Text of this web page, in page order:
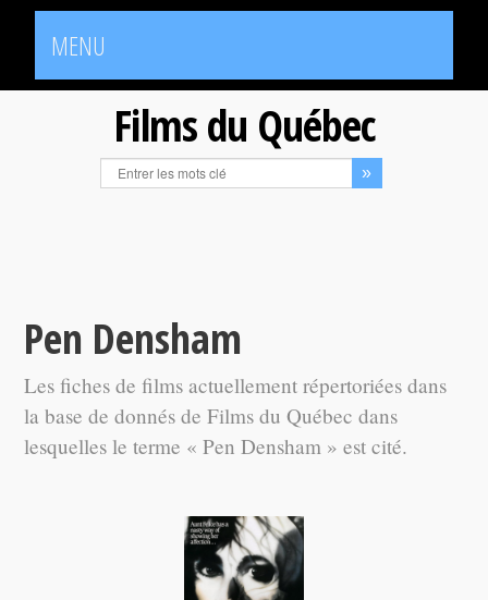
MENU
Films du Québec
Pen Densham
Les fiches de films actuellement répertoriées dans
la base de donnés de Films du Québec dans
lesquelles le terme « Pen Densham » est cité.